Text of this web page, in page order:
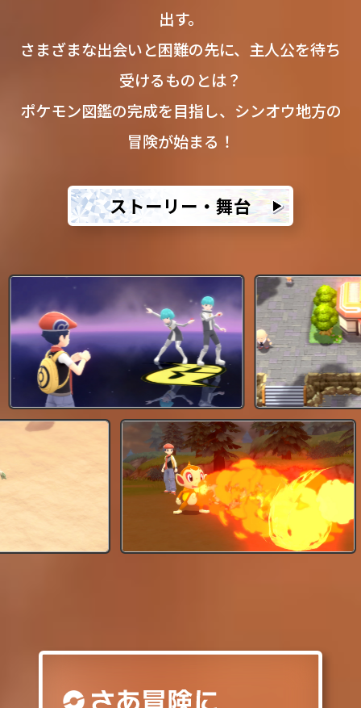
出す。
さまざまな出会いと困難の先に、主人公を待ち
受けるものとは？
ポケモン図鑑の完成を目指し、シンオウ地方の
冒険が始まる！
ストーリー・舞台